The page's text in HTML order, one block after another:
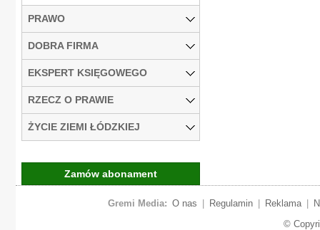
PRAWO
DOBRA FIRMA
EKSPERT KSIĘGOWEGO
RZECZ O PRAWIE
ŻYCIE ZIEMI ŁÓDZKIEJ
Zamów abonament
Gremi Media: O nas Regulamin Reklama
©